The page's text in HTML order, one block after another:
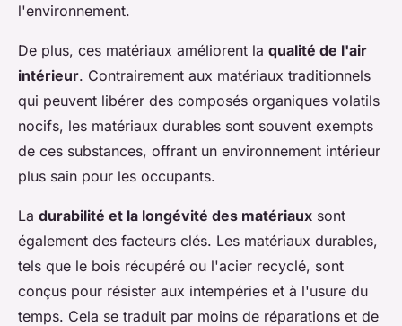
l'environnement.
De plus, ces matériaux améliorent la qualité de l'air
intérieur. Contrairement aux matériaux traditionnels
qui peuvent libérer des composés organiques volatils
nocifs, les matériaux durables sont souvent exempts
de ces substances, offrant un environnement intérieur
plus sain pour les occupants.
La durabilité et la longévité des matériaux sont
également des facteurs clés. Les matériaux durables,
tels que le bois récupéré ou l'acier recyclé, sont
conçus pour résister aux intempéries et à l'usure du
temps. Cela se traduit par moins de réparations et de